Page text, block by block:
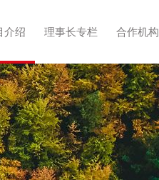
介绍 理事长专栏 合作机构